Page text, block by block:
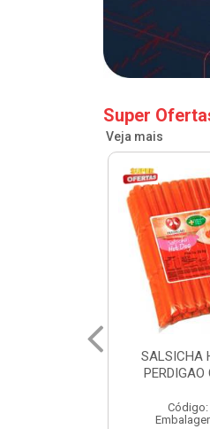
Super
Veja mais
PERNIL
Código:
Embalagem: